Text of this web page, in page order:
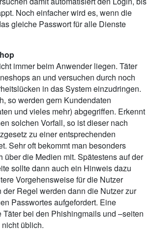
Noch einfacher wird es, wenn die
gleiche Passwort für alle Dienste
immer beim Anwender liegen. Täter
an und versuchen durch noch
in das System einzudringen.
so werden gern Kundendaten
und vieles mehr) abgegriffen. Erkennt
solchen Vorfall, so ist dieser nach
zu einer entsprechenden
Sehr oft bekommt man besonders
über die Medien mit. Spätestens auf der
sollte dann auch ein Hinweis dazu
Vorgehensweise für die Nutzer
der Regel werden dann die Nutzer zur
Passwortes aufgefordert. Eine
Täter bei den Phishingmails und –seiten
üblich.